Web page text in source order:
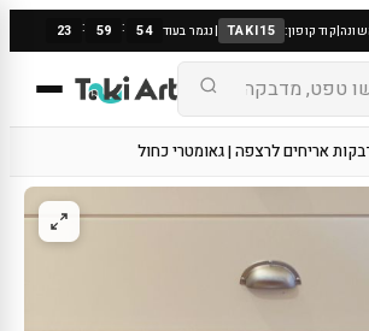
|קוד קופון: TAKI15
|נגמר בעוד 23 : 59 : 53
אריחים לרצפה | גאומטרי כחול